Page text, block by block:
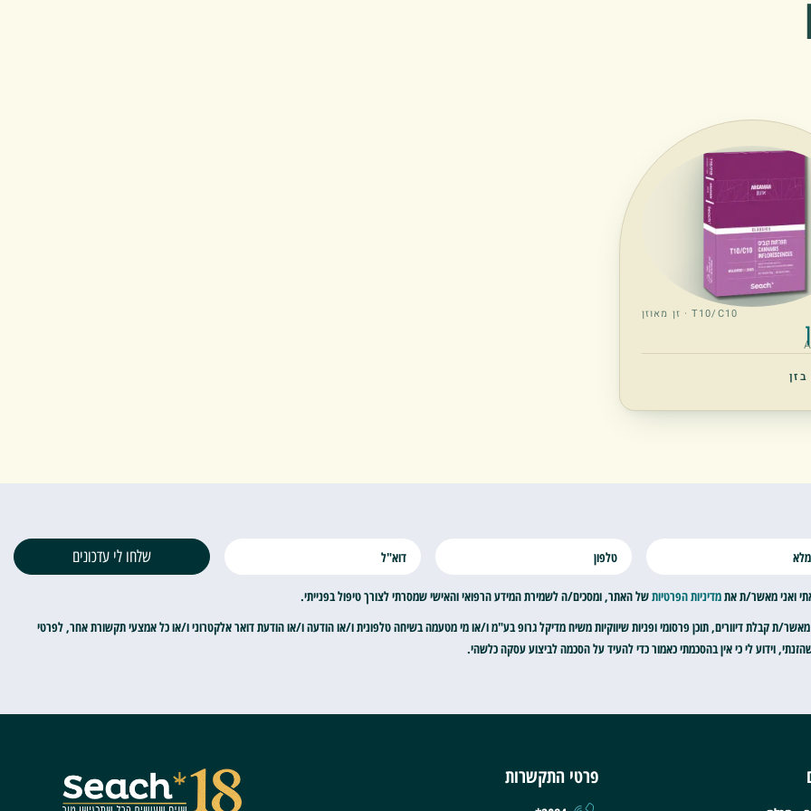
T10/C10 · זן מאוזן
ואני מאשר/ת אתמדיניות הפרטיותשל האתר, ומסכים/ה לשמירת המידע הרפואי והאישי שמסרתי לצורך טיפול בפנייתי.
מאשר/ת קבלת דיוורים, תוכן פרסומי ופניות שיווקיות משיח מדיקל גרופ בע"מ ו/או מי מטעמה בשיחה טלפונית ו/או הודעה ו/או הודעת דואר אלקטרוני ו/או כל אמצעי תקשורת אחר, לפרטי
וידוע לי כי אין בהסכמתי כאמור כדי להעיד על הסכמה לביצוע עסקה כלשהי.
שלחו לי עדכונים
פרטי התקשרות